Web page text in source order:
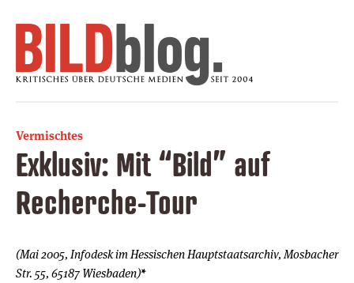
Vermischtes
Exklusiv: Mit “Bild” auf
Recherche-Tour
(Mai 2005, Infodesk im Hessischen Hauptstaatsarchiv, Mosbacher
Str. 55, 65187 Wiesbaden)*